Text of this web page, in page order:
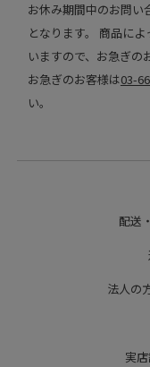
お休み期間中のお問い
となります。 商品に
いますので、お急ぎの
お急ぎのお客様は03-
い。
配送
法人の
実